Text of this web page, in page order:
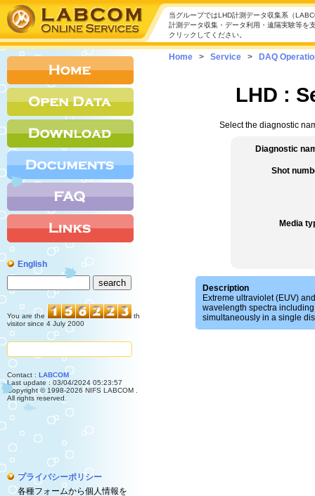
当グループではLHD計測データ収集系（
計測データ収集・データ利用・遠隔実験等を
クリックしてください。
English
You are the
th
visitor since 4 July 2000
Contact : LABCOM
Last update : 03/04/2024 05:23:57
Copyright © 1998-2026 NIFS LABCOM .
All rights reserved.
プライバシーポリシー
各種フォームから個人情報を
Home > Service > DAQ
LHD :
Select the diagnostic
Diagnostic
Shot
Media
Description
Extreme ultraviolet (EUV)
wavelength spectra
simultaneously in a single